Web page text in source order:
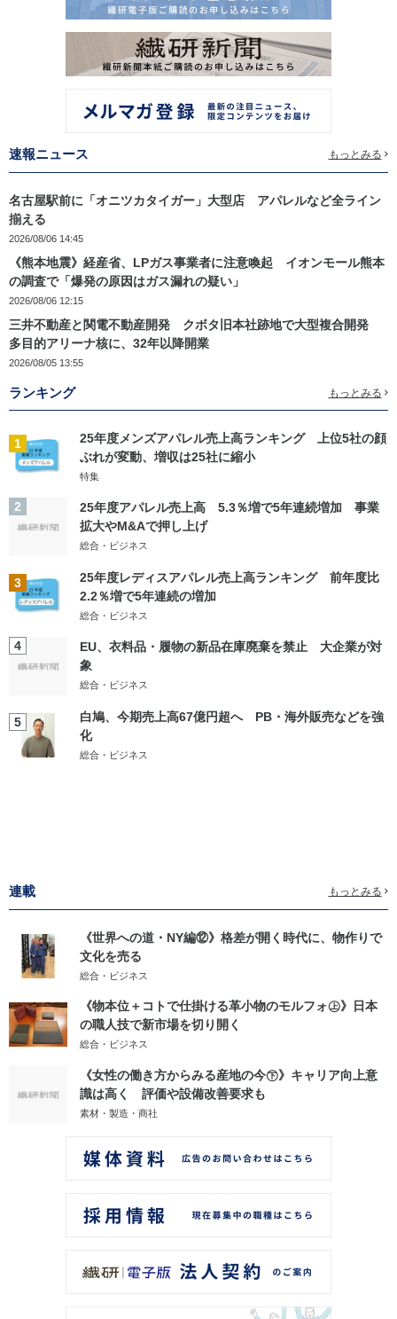
速報ニュース もっとみる
名古屋駅前に「オニツカタイガー」大型店 アパレルなど全ライン
揃える
2026/08/06 14:45
《熊本地震》経産省、LPガス事業者に注意喚起 イオンモール熊本
の調査で「爆発の原因はガス漏れの疑い」
2026/08/06 12:15
三井不動産と関電不動産開発 クボタ旧本社跡地で大型複合開発
多目的アリーナ核に、32年以降開業
2026/08/05 13:55
ランキング もっとみる
1
25年度メンズアパレル売上高ランキング 上位5社の顔
ぶれが変動、増収は25社に縮小
特集
2
25年度アパレル売上高 5.3％増で5年連続増加 事業
拡大やM&Aで押し上げ
総合・ビジネス
3
25年度レディスアパレル売上高ランキング 前年度比
2.2％増で5年連続の増加
総合・ビジネス
4
EU、衣料品・履物の新品在庫廃棄を禁止 大企業が対
象
総合・ビジネス
5
白鳩、今期売上高67億円超へ PB・海外販売などを強
化
総合・ビジネス
連載 もっとみる
《世界への道・NY編⑫》格差が開く時代に、物作りで
文化を売る
総合・ビジネス
《物本位＋コトで仕掛ける革小物のモルフォ㊤》日本
の職人技で新市場を切り開く
総合・ビジネス
《女性の働き方からみる産地の今㊦》キャリア向上意
識は高く 評価や設備改善要求も
素材・製造・商社